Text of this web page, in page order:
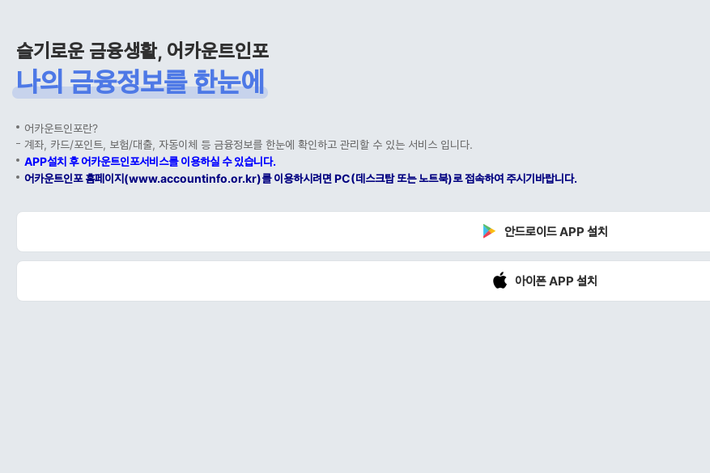
슬기로운 금융생활, 어카운트인포
나의 금융정보를 한눈에
어카운트인포란?
계좌, 카드/포인트, 보험/대출, 자동이체 등 금융정보를 한눈에 확인하고 관리할 수 있는 서비스 입니다.
APP설치 후 어카운트인포서비스를 이용하실 수 있습니다.
어카운트인포 홈페이지(www.accountinfo.or.kr)를 이용하시려면 PC(데스크탑 또는 노트북)로 접속하여 주시기바랍니다.
안드로이드 APP 설치
아이폰 APP 설치